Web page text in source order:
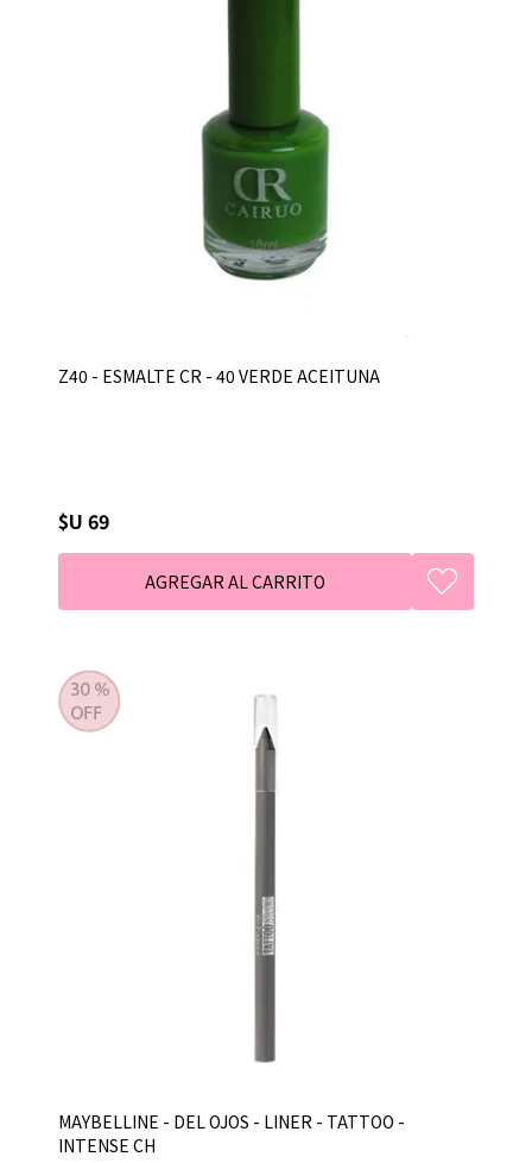
Z40 - ESMALTE CR - 40 VERDE ACEITUNA
$U 69
MAYBELLINE - DEL OJOS - LINER - TATTOO -
INTENSE CH